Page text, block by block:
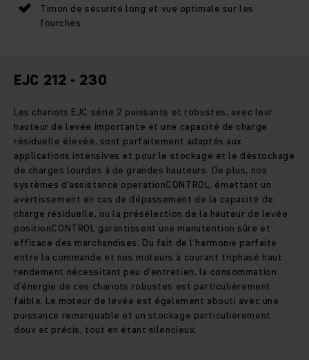
Timon de sécurité long et vue optimale sur les
fourches.
EJC 212 - 230
Les chariots EJC série 2 puissants et robustes, avec leur
hauteur de levée importante et une capacité de charge
résiduelle élevée, sont parfaitement adaptés aux
applications intensives et pour le stockage et le déstockage
de charges lourdes à de grandes hauteurs. De plus, nos
systèmes d’assistance operationCONTROL, émettant un
avertissement en cas de dépassement de la capacité de
charge résiduelle, ou la présélection de la hauteur de levée
positionCONTROL garantissent une manutention sûre et
efficace des marchandises. Du fait de l’harmonie parfaite
entre la commande et nos moteurs à courant triphasé haut
rendement nécessitant peu d’entretien, la consommation
d’énergie de ces chariots robustes est particulièrement
faible. Le moteur de levée est également abouti avec une
puissance remarquable et un stockage particulièrement
doux et précis, tout en étant silencieux.